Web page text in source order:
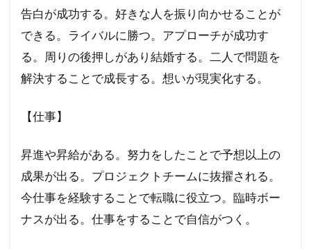
告白が成功する。好きな人を振り向かせることが
できる。ライバルに勝つ。アプローチが成功す
る。周りの後押しがあり結婚する。二人で問題を
解決することで成長する。想いが現実化する。
【仕事】
昇進や昇給がある。努力をしたことで予想以上の
成果が出る。プロジェクトチームに抜擢される。
今仕事を経験することで転職に役立つ。臨時ボー
ナスが出る。仕事をすることで自信がつく。